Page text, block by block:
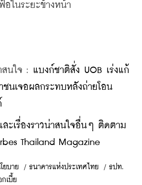
อในระยะข้างหน้า
สนใจ : แบงก์ชาติสั่ง UOB เร่งแก้
นเจอผลกระทบหลังถ่ายโอน
ะเรื่องราวน่าสนใจอื่นๆ ติดตาม
Thailand Magazine
ยบาย / ธนาคารแห่งประเทศไทย / ธปท.
กเบี้ย